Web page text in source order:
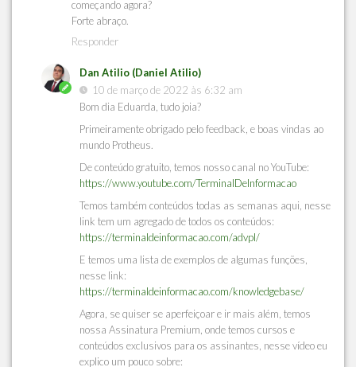
começando agora?
Forte abraço.
Responder
Dan Atilio (Daniel Atilio)
10 de março de 2022 às 6:32 am
Bom dia Eduarda, tudo joia?
Primeiramente obrigado pelo feedback, e boas vindas ao
mundo Protheus.
De conteúdo gratuito, temos nosso canal no YouTube:
https://www.youtube.com/TerminalDeInformacao
Temos também conteúdos todas as semanas aqui, nesse
link tem um agregado de todos os conteúdos:
https://terminaldeinformacao.com/advpl/
E temos uma lista de exemplos de algumas funções,
nesse link:
https://terminaldeinformacao.com/knowledgebase/
Agora, se quiser se aperfeiçoar e ir mais além, temos
nossa Assinatura Premium, onde temos cursos e
conteúdos exclusivos para os assinantes, nesse vídeo eu
explico um pouco sobre: